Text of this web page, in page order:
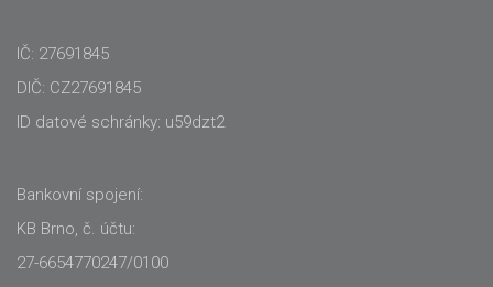
IČ: 27691845
DIČ: CZ27691845
ID datové schránky: u59dzt2
Bankovní spojení:
KB Brno, č. účtu:
27-6654770247/0100